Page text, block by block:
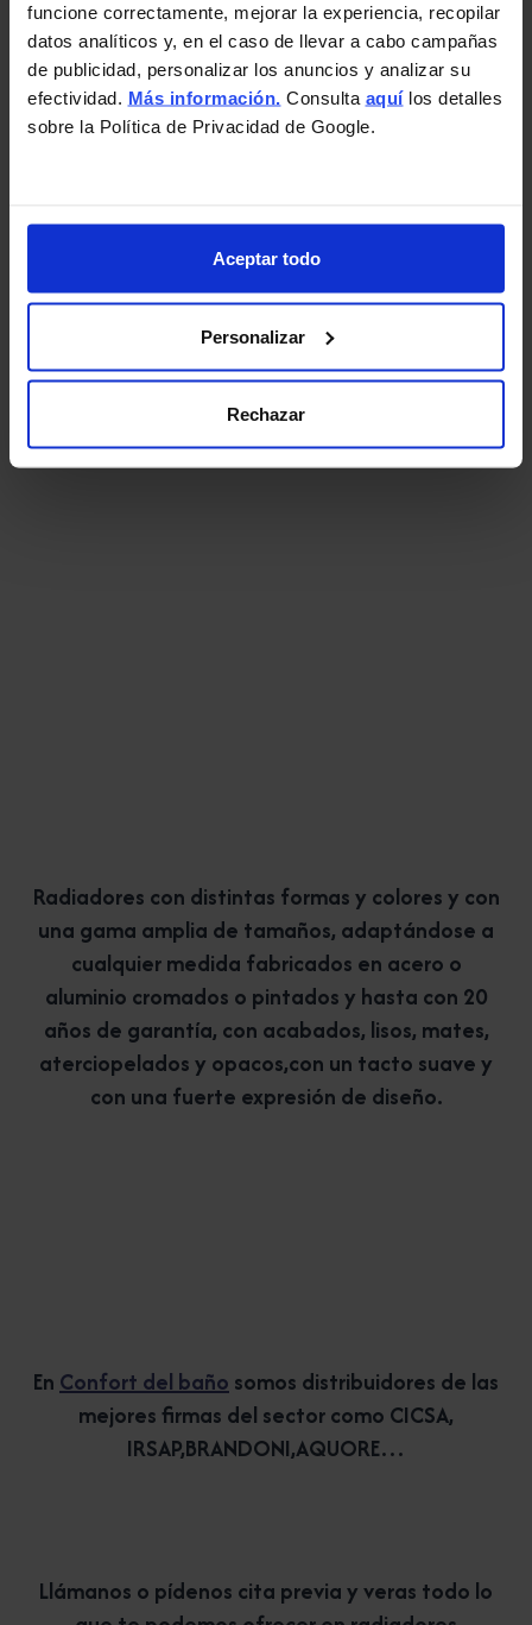
funcione correctamente, mejorar la experiencia, recopilar
datos analíticos y, en el caso de llevar a cabo campañas
de publicidad, personalizar los anuncios y analizar su
efectividad. Más información. Consulta aquílos detalles
sobre la Política de Privacidad de Google.
Aceptar todo
Personalizar
Rechazar
Radiadores con distintas formas y colores y con
una gama amplia de tamaños, adaptándose a
cualquier medida fabricados en acero o
aluminio cromados o pintados y hasta con 20
años de garantía, con acabados, lisos, mates,
aterciopelados y opacos,con un tacto suave y
con una fuerte expresión de diseño.
En Confort del baño somos distribuidores de las
mejores firmas del sector como CICSA,
IRSAP,BRANDONI,AQUORE…
Llámanos o pídenos cita previa y veras todo lo